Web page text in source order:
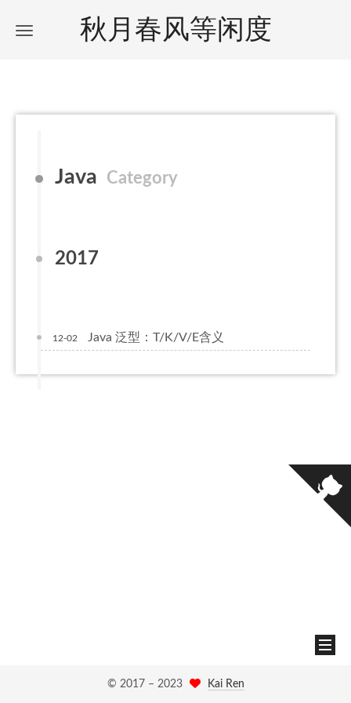
秋月春风等闲度
Java Category
2017
12-02 Java 泛型：T/K/V/E含义
© 2017 – 2023 Kai Ren